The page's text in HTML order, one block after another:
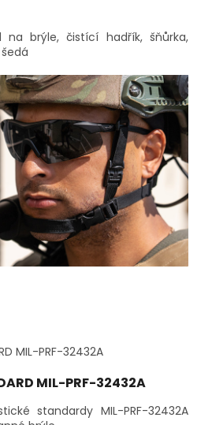
na brýle, čistící hadřík, šňůrka,
MIL-PRF-32432A
standardy MIL-PRF-32432A